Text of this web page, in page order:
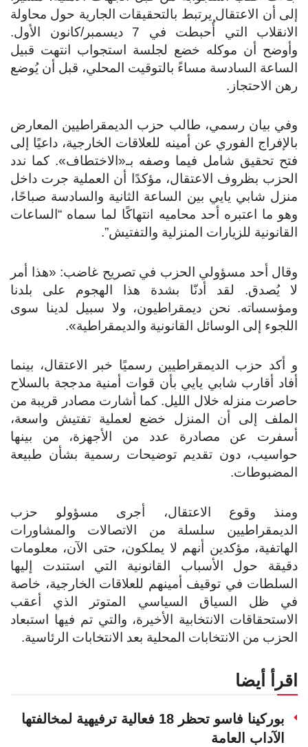
إلى أن الاعتقال يرتبط بالتحقيقات الجارية حول محاولة
الانقلاب التي أُحبطت في 7 ديسمبر/كانون الأول.
وأوضح أن موكله خضع لجلسة استجواب انتهت قبيل
الساعة السادسة مساءً بالتوقيت المحلي، قبل أن يُوضع
رهن الاحتجاز.
وفي بيان رسمي، طالب حزب الديمقراطيين المعارض
بالإفراج الفوري عن أمينه للعلاقات الخارجية، داعيًا إلى
فتح تحقيق شامل فيما وصفه بـ«الاختطاف». كما ندد
الحزب بظروف الاعتقال، مؤكدًا أن العملية جرت داخل
منزل شابي يايي بين الساعة الثانية والسادسة صباحًا،
وهو ما اعتبره أحد محاميه انتهاكًا لما سماه “الساعات
القانونية للزيارات المنزلية والتفتيش”.
وقال أحد مسؤولي الحزب في تصريح غاضب: «هذا أمر
لا يُصدق. لقد أدنّا بشدة هذا الهجوم على بلدنا
ومؤسساته. نحن ديمقراطيون، ولا سبيل لدينا سوى
اللجوء إلى الوسائل القانونية والديمقراطية».
و أكد حزب الديمقراطيين رسميًا خبر الاعتقال، بينما
أفاد أقارب شابي يايي بأن قوات أمنية مدججة بالسلاح
حاصرت منزله خلال الليل. كما أشارت مصادر قريبة من
الملف إلى أن المنزل خضع لعملية تفتيش واسعة،
أسفرت عن مصادرة عدد من الأجهزة، من بينها
حواسيب، دون تقديم توضيحات رسمية بشأن طبيعة
المضبوطات.
ومنذ وقوع الاعتقال، أجرى مسؤولو حزب
الديمقراطيين سلسلة من الاتصالات والمشاورات
الهاتفية، مؤكدين أنهم لا يملكون، حتى الآن، معلومات
دقيقة حول الأسباب القانونية التي استندت إليها
السلطات في توقيف أمينهم للعلاقات الخارجية، خاصة
في ظل السياق السياسي المتوتر الذي أعقب
الاستحقاقات الانتخابية الأخيرة، والتي تم فيها استبعاد
الحزب من الانتخابات المحلية بعد الانتخابات الرئاسية.
اقرأ أيضا
بوركينا فاسو تحظر 18 فعالية ترفيهية لمخالفتها
الآداب العامة